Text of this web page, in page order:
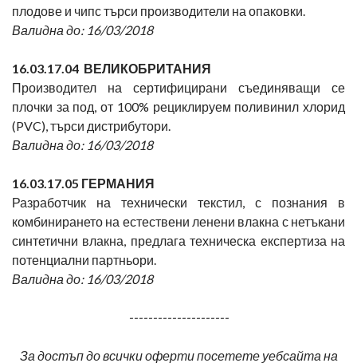
плодове и чипс търси производители на опаковки.
Валидна до: 16/03/2018
16.03.17.04 ВЕЛИКОБРИТАНИЯ
Производител на сертифицирани съединяващи се
плочки за под, от 100% рециклируем поливинил хлорид
(PVC), търси дистрибутори.
Валидна до: 16/03/2018
16.03.17.05 ГЕРМАНИЯ
Разработчик на технически текстил, с познания в
комбинирането на естествени ленени влакна с нетъкани
синтетични влакна, предлага техническа експертиза на
потенциални партньори.
Валидна до: 16/03/2018
---------------------
За достъп до всички оферти посетете уебсайта на